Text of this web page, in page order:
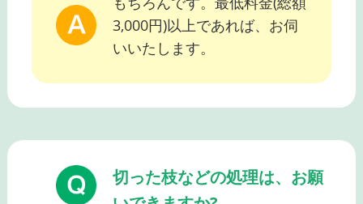
3,000円)以上であれば、お伺
いいたします。
切った枝などの処理は、お願